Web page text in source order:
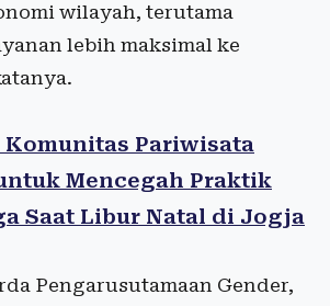
wilayah, terutama
lebih maksimal ke
Komunitas Pariwisata
Mencegah Praktik
Saat Libur Natal di Jogja
Pengarusutamaan Gender,